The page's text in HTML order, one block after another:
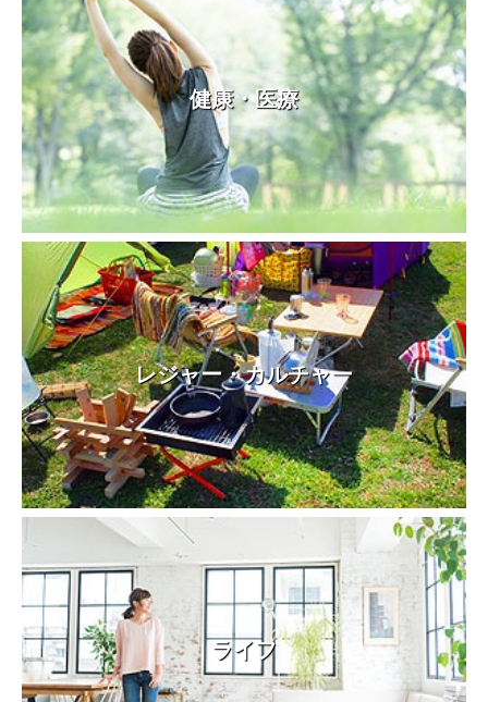
健康・医療
レジャー・カルチャー
ライフ